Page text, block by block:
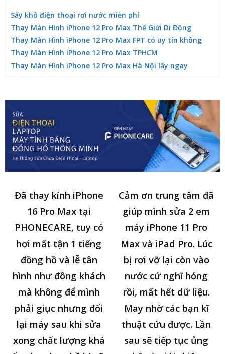
Sấy khô điện thoại rơi nước miễn phí
Thay Màn Hình iPhone 12 Pro Max Thế Giới Di Động
Thay Màn Hình iPhone 12 Pro Max FPT có uy tín không
Thay Màn Hình iPhone 12 Pro Max TPHCM
Thay Màn Hình iPhone 12 Pro Max Hà Nội lấy ngay
Đã thay kính iPhone
16 Pro Max tại
PHONECARE, tuy có
hơi mất tận 1 tiếng
đồng hồ và lễ tân
hình như đông khách
mà không để mình
phải giục nhưng đổi
lại máy sau khi sửa
xong chất lượng khá
Cảm ơn trung tâm đã
giúp mình sửa 2 em
máy iPhone 11 Pro
Max và iPad Pro. Lúc
bị rơi vỡ lại còn vào
nước cứ nghĩ hỏng
rồi, mất hết dữ liệu.
May nhờ các bạn kĩ
thuật cứu được. Lần
sau sẽ tiếp tục ủng